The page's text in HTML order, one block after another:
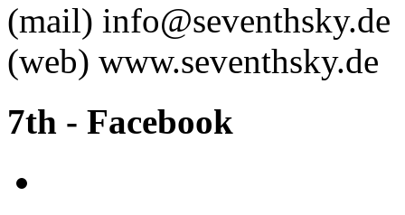
(mail) info@seventhsky.de
(web) www.seventhsky.de
7th - Facebook